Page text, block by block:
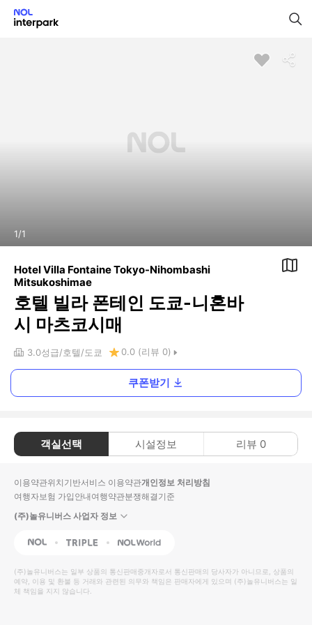
1/1
Hotel Villa Fontaine Tokyo-Nihombashi
Mitsukoshimae
호텔 빌라 폰테인 도쿄-니혼바
시 마츠코시매
3.0성급 호텔 도쿄 0.0 (리뷰 0)
쿠폰받기
객실선택 시설정보 리뷰 0
이용약관위치기반서비스 이용약관개인정보 처리방침
여행자보험 가입안내여행약관분쟁해결기준
(주)놀유니버스 사업자 정보
NOL Triple Interpark Global
(주)놀유니버스는 일부 상품의 통신판매중개자로서 통신판매의 당사자가 아니므로, 상품의
예약, 이용 및 환불 등 거래와 관련된 의무와 책임은 판매자에게 있으며 (주)놀유니버스는 일
체 책임을 지지 않습니다.